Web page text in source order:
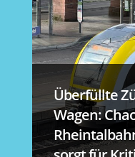
Überfüllte
Wagen: